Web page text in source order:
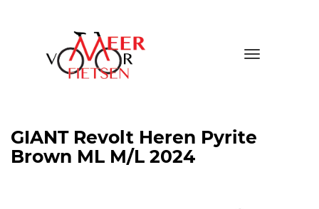
Toggle
GIANT Revolt Heren Pyrite
Brown ML M/L 2024